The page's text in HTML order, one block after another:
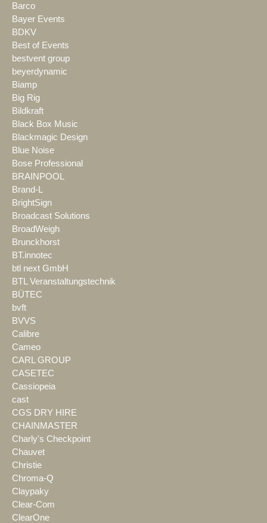
Barco
Bayer Events
BDKV
Best of Events
bestvent group
beyerdynamic
Biamp
Big Rig
Bildkraft
Black Box Music
Blackmagic Design
Blue Noise
Bose Professional
BRAINPOOL
Brand-L
BrightSign
Broadcast Solutions
BroadWeigh
Brunckhorst
BT.innotec
btl next GmbH
BTL Veranstaltungstechnik
BÜTEC
bvft
BVVS
Calibre
Cameo
CARL GROUP
CASETEC
Cassiopeia
cast
CGS DRY HIRE
CHAINMASTER
Charly's Checkpoint
Chauvet
Christie
Chroma-Q
Claypaky
Clear-Com
ClearOne